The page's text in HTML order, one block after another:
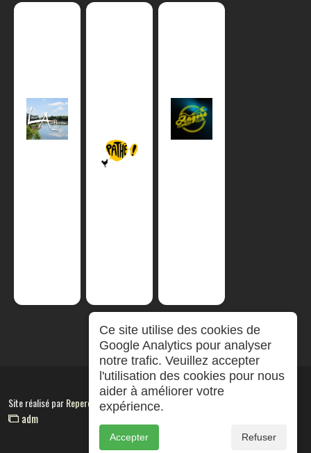
Site réalisé parRepereCom
adm
Ce site utilise des cookies de
Google Analytics pour analyser
notre trafic. Veuillez accepter
l'utilisation des cookies pour nous
aider à améliorer votre
expérience.
Accepter Refuser